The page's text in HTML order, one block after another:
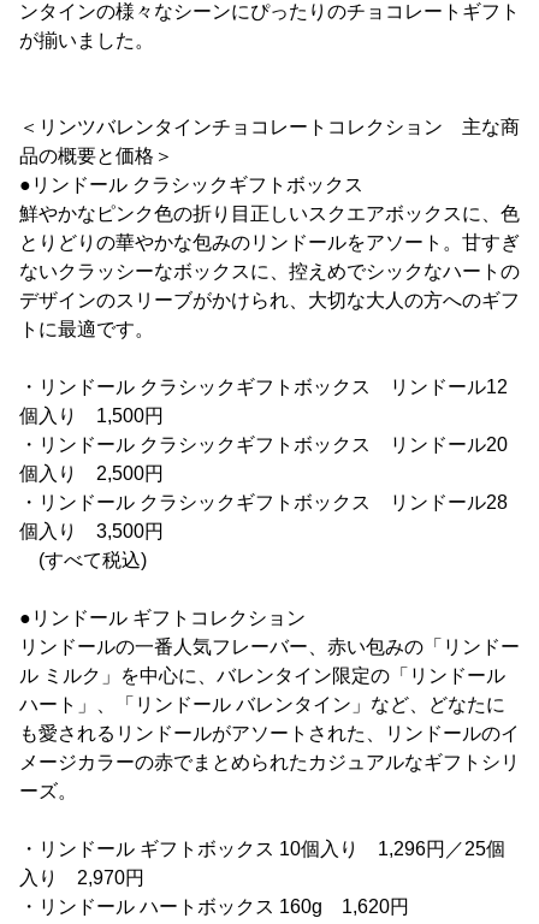
ンタインの様々なシーンにぴったりのチョコレートギフト
が揃いました。
＜リンツバレンタインチョコレートコレクション 主な商
品の概要と価格＞
●リンドール クラシックギフトボックス
鮮やかなピンク色の折り目正しいスクエアボックスに、色
とりどりの華やかな包みのリンドールをアソート。甘すぎ
ないクラッシーなボックスに、控えめでシックなハートの
デザインのスリーブがかけられ、大切な大人の方へのギフ
トに最適です。
・リンドール クラシックギフトボックス リンドール12
個入り 1,500円
・リンドール クラシックギフトボックス リンドール20
個入り 2,500円
・リンドール クラシックギフトボックス リンドール28
個入り 3,500円
(すべて税込)
●リンドール ギフトコレクション
リンドールの一番人気フレーバー、赤い包みの「リンドー
ル ミルク」を中心に、バレンタイン限定の「リンドール
ハート」、「リンドール バレンタイン」など、どなたに
も愛されるリンドールがアソートされた、リンドールのイ
メージカラーの赤でまとめられたカジュアルなギフトシリ
ーズ。
・リンドール ギフトボックス 10個入り 1,296円／25個
入り 2,970円
・リンドール ハートボックス 160g 1,620円